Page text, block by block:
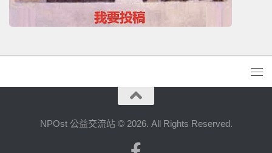
NPOst 公益交流站 © 2026. All Rights Reserved.